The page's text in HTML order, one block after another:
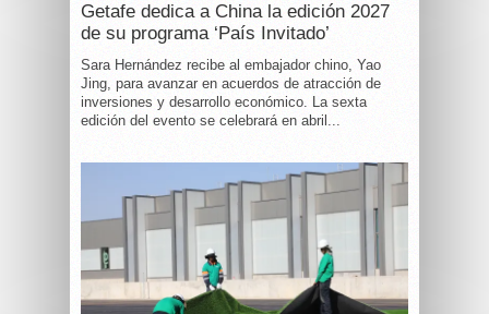
Getafe dedica a China la edición 2027
de su programa ‘País Invitado’
Sara Hernández recibe al embajador chino, Yao
Jing, para avanzar en acuerdos de atracción de
inversiones y desarrollo económico. La sexta
edición del evento se celebrará en abril...